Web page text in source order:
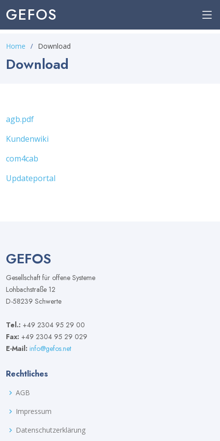
GEFOS
Home Download
Download
agb.pdf
Kundenwiki
com4cab
Updateportal
GEFOS
Gesellschaft für offene Systeme
Lohbachstraße 12
D-58239 Schwerte
Tel.: +49 2304 95 29 00
Fax: +49 2304 95 29 029
E-Mail: info@gefos.net
Rechtliches
AGB
Impressum
Datenschutzerklärung